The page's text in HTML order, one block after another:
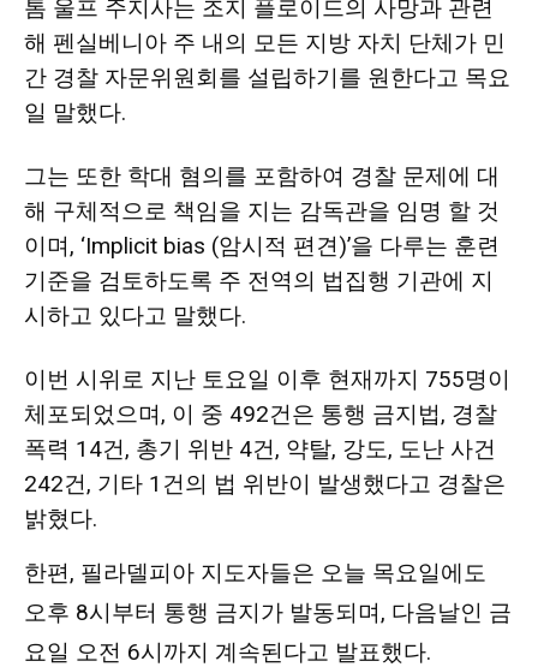
(PA/NJ/DE)
톰 울프 주지사는 조지 플로이드의 사망과 관련
해 펜실베니아 주 내의 모든 지방 자치 단체가 민
간 경찰 자문위원회를 설립하기를 원한다고 목요
일 말했다.
그는 또한 학대 혐의를 포함하여 경찰 문제에 대
해 구체적으로 책임을 지는 감독관을 임명 할 것
이며, ‘Implicit bias (암시적 편견)’을 다루는 훈련
기준을 검토하도록 주 전역의 법집행 기관에 지
시하고 있다고 말했다.
이번 시위로 지난 토요일 이후 현재까지 755명이
체포되었으며, 이 중 492건은 통행 금지법, 경찰
폭력 14건, 총기 위반 4건, 약탈, 강도, 도난 사건
242건, 기타 1건의 법 위반이 발생했다고 경찰은
밝혔다.
한편, 필라델피아 지도자들은 오늘 목요일에도
오후 8시부터 통행 금지가 발동되며, 다음날인 금
요일 오전 6시까지 계속된다고 발표했다.